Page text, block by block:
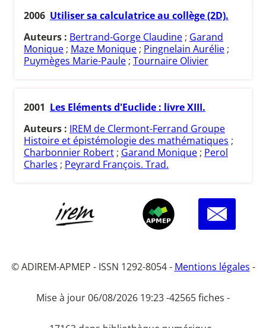
2006 Utiliser sa calculatrice au collège (2D).
Auteurs : Bertrand-Gorge Claudine ; Garand
Monique ; Maze Monique ; Pingnelain Aurélie ;
Puymèges Marie-Paule ; Tournaire Olivier
2001 Les Eléments d'Euclide : livre XIII.
Auteurs : IREM de Clermont-Ferrand Groupe
Histoire et épistémologie des mathématiques ;
Charbonnier Robert ; Garand Monique ; Perol
Charles ; Peyrard François. Trad.
© ADIREM-APMEP - ISSN 1292-8054 - Mentions légales -
Mise à jour 06/08/2026 19:23 -42565 fiches -